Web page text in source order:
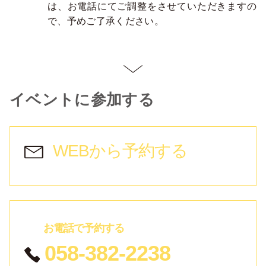
は、お電話にてご調整をさせていただきますの
で、予めご了承ください。
イベントに参加する
WEBから予約する
お電話で予約する
058-382-2238